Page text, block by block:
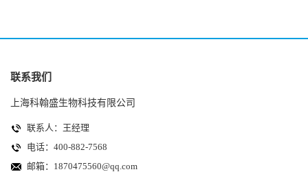
联系我们
上海科翰盛生物科技有限公司
联系人：王经理
电话：400-882-7568
邮箱： 1870475560@qq.com